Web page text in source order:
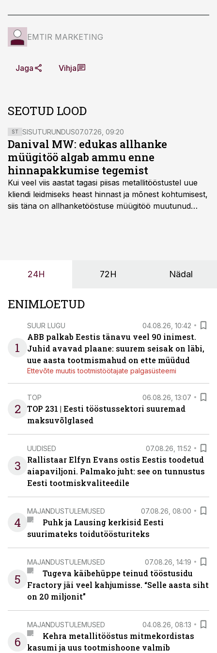
EMTIR MARKETING
Jaga Vihja
SEOTUD LOOD
ST SISUTURUNDUS07.07.26, 09:20
Danival MW: edukas allhanke
müügitöö algab ammu enne
hinnapakkumise tegemist
Kui veel viis aastat tagasi piisas metallitööstustel uue
kliendi leidmiseks heast hinnast ja mõnest kohtumisest,
siis täna on allhanketööstuse müügitöö muutunud
24H 72H Nädal
ENIMLOETUD
1
SUUR LUGU 04.08.26, 10:42
ABB palkab Eestis tänavu veel 90 inimest.
Juhid avavad plaane: suurem seisak on läbi,
uue aasta tootmismahud on ette müüdud
Ettevõte muutis tootmistöötajate palgasüsteemi
2
TOP 06.08.26, 13:07
TOP 231 | Eesti tööstussektori suuremad
maksuvõlglased
3
UUDISED 07.08.26, 11:52
Rallistaar Elfyn Evans ostis Eestis toodetud
aiapaviljoni. Palmako juht: see on tunnustus
Eesti tootmiskvaliteedile
4
MAJANDUSTULEMUSED 07.08.26, 08:00
Puhk ja Lausing kerkisid Eesti
suurimateks toidutöösturiteks
5
MAJANDUSTULEMUSED 07.08.26, 14:19
Tugeva käibehüppe teinud tööstusidu
Fractory jäi veel kahjumisse. “Selle aasta siht
on 20 miljonit”
6
MAJANDUSTULEMUSED 04.08.26, 08:13
Kehra metallitööstus mitmekordistas
kasumi ja uus tootmishoone valmib